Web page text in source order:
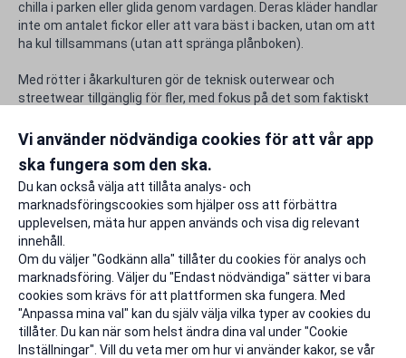
chilla i parken eller glida genom vardagen. Deras kläder handlar
inte om antalet fickor eller att vara bäst i backen, utan om att
ha kul tillsammans (utan att spränga plånboken).
Med rötter i åkarkulturen gör de teknisk outerwear och
streetwear tillgänglig för fler, med fokus på det som faktiskt
välkomna. Det är mer än kläder. Det är ett crew.
Rapportera ett problem
Vi använder nödvändiga cookies för att vår app
ska fungera som den ska.
Du kan också välja att tillåta analys- och
marknadsföringscookies som hjälper oss att förbättra
upplevelsen, mäta hur appen används och visa dig relevant
innehåll.
Om du väljer "Godkänn alla" tillåter du cookies för analys och
marknadsföring. Väljer du "Endast nödvändiga" sätter vi bara
cookies som krävs för att plattformen ska fungera. Med
"Anpassa mina val" kan du själv välja vilka typer av cookies du
tillåter. Du kan när som helst ändra dina val under "Cookie
Inställningar". Vill du veta mer om hur vi använder kakor, se vår